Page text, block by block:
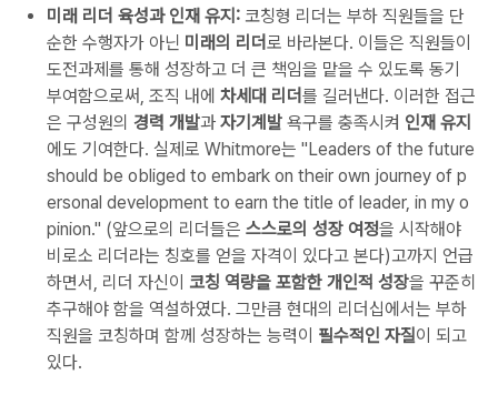
미래 리더 육성과 인재 유지: 코칭형 리더는 부하 직원들을 단
순한 수행자가 아닌 미래의 리더로 바라본다. 이들은 직원들이
도전과제를 통해 성장하고 더 큰 책임을 맡을 수 있도록 동기
부여함으로써, 조직 내에 차세대 리더를 길러낸다. 이러한 접근
은 구성원의 경력 개발과 자기계발 욕구를 충족시켜 인재 유지
에도 기여한다. 실제로 Whitmore는 "Leaders of the future
should be obliged to embark on their own journey of p
ersonal development to earn the title of leader, in my o
pinion." (앞으로의 리더들은 스스로의 성장 여정을 시작해야
비로소 리더라는 칭호를 얻을 자격이 있다고 본다)고까지 언급
하면서, 리더 자신이 코칭 역량을 포함한 개인적 성장을 꾸준히
추구해야 함을 역설하였다. 그만큼 현대의 리더십에서는 부하
직원을 코칭하며 함께 성장하는 능력이 필수적인 자질이 되고
있다.